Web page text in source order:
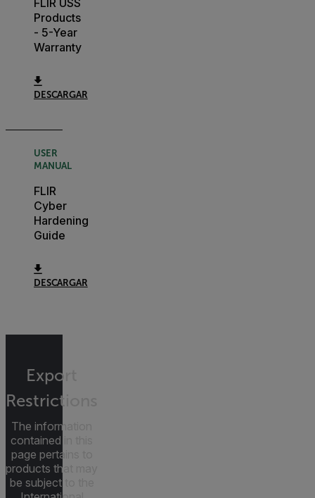
FLIR USS
Products
- 5-Year
Warranty
DESCARGAR
USER
MANUAL
FLIR
Cyber
Hardening
Guide
DESCARGAR
Export
Restrictions
The information
contained in this
page pertains to
products that may
be subject to the